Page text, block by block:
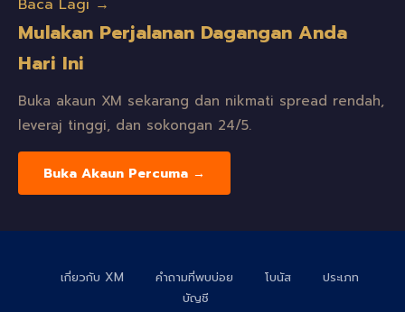
Baca Lagi →
Mulakan Perjalanan Dagangan Anda
Hari Ini
Buka akaun XM sekarang dan nikmati spread rendah,
leveraj tinggi, dan sokongan 24/5.
Buka Akaun Percuma →
เกี่ยวกับ XM คำถามที่พบบ่อย โบนัส
ประเภท
บัญชี